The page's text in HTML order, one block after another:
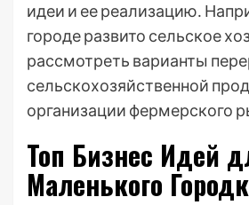
идеи и ее реализацию․
городе развито сельское
рассмотреть варианты
сельскохозяйственной
организации фермерского
Топ Бизнес Идей
Маленького